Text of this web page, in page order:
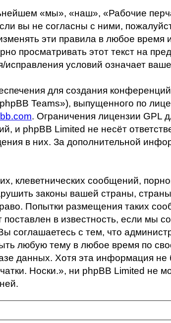
«мы», «наш», «Рабочие
вы не согласны с ними,
эти правила в любое
просматривать этот текст на
условий означает
для создания
Teams»), выпущенного по
. Ограничения лицензии GPL
и phpBB Limited не несёт
в них. За дополнительной
клеветнических сообщений,
законы вашей страны,
Попытки размещения таких
в известность, если мы
соглашаетесь с тем, что
любую тему в любое время по
данных. Хотя эта информация не
Носки.», ни phpBB Limited не